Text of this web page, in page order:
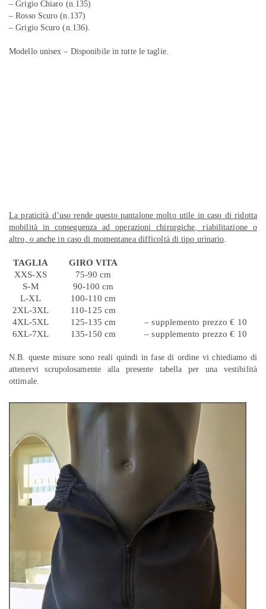
– Grigio Chiaro (n.135)
– Rosso Scuro (n.137)
– Grigio Scuro (n.136).
Modello unisex – Disponibile in tutte le taglie.
La praticità d’uso rende questo pantalone molto utile in caso di ridotta
mobilità in conseguenza ad operazioni chirurgiche, riabilitazione o
altro, o anche in caso di momentanea difficoltà di tipo urinario
TAGLIA
GIRO VITA
XXS-XS
75-90 cm
S-M
90-100 cm
L-XL
100-110 cm
2XL-3XL
110-125 cm
4XL-5XL
125-135 cm
– supplemento prezzo € 10
6XL-7XL
135-150 cm – supplemento prezzo € 10
N.B. queste misure sono reali quindi in fase di ordine vi chiediamo di
attenervi scrupolosamente alla presente tabella per una vestibilità
ottimale.